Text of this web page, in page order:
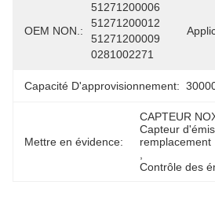
OEM NON.:
51271200006
51271200012
51271200009
0281002271
Capacité D'approvisionnement:
Mettre en évidence:
CAPTEUR
Capteur
remplacement
Contrôle des